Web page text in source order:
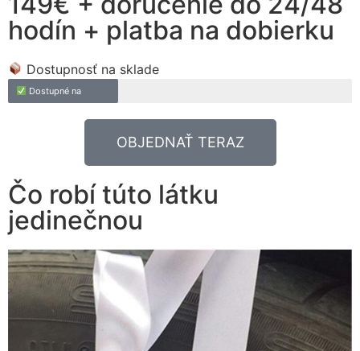
hodín + platba na dobierku
Dostupnosť na sklade
Dostupné na
OBJEDNAŤ TERAZ
Čo robí túto látku
jedinečnou